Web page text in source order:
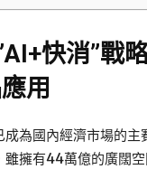
快消”戰
用
成為國內經濟市場的主
雖擁有44萬億的廣闊